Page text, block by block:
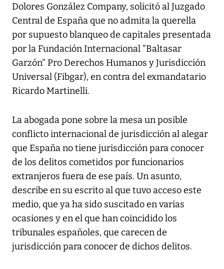
Dolores González Company, solicitó al Juzgado
Central de España que no admita la querella
por supuesto blanqueo de capitales presentada
por la Fundación Internacional "Baltasar
Garzón" Pro Derechos Humanos y Jurisdicción
Universal (Fibgar), en contra del exmandatario
Ricardo Martinelli.
La abogada pone sobre la mesa un posible
conflicto internacional de jurisdicción al alegar
que España no tiene jurisdicción para conocer
de los delitos cometidos por funcionarios
extranjeros fuera de ese país. Un asunto,
describe en su escrito al que tuvo acceso este
medio, que ya ha sido suscitado en varias
ocasiones y en el que han coincidido los
tribunales españoles, que carecen de
jurisdicción para conocer de dichos delitos.